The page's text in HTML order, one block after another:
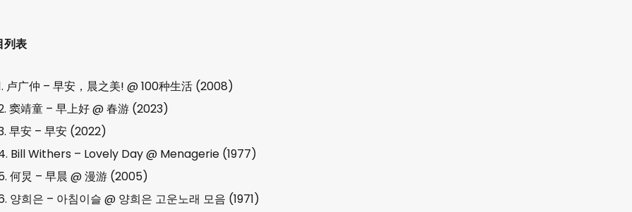
列表
卢广仲 – 早安，晨之美! @ 100种生活 (2008)
窦靖童 – 早上好 @ 春游 (2023)
早安 – 早安 (2022)
Bill Withers – Lovely Day @ Menagerie (1977)
何炅 – 早晨 @ 漫游 (2005)
양희은 – 아침이슬 @ 양희은 고운노래 모음 (1971)